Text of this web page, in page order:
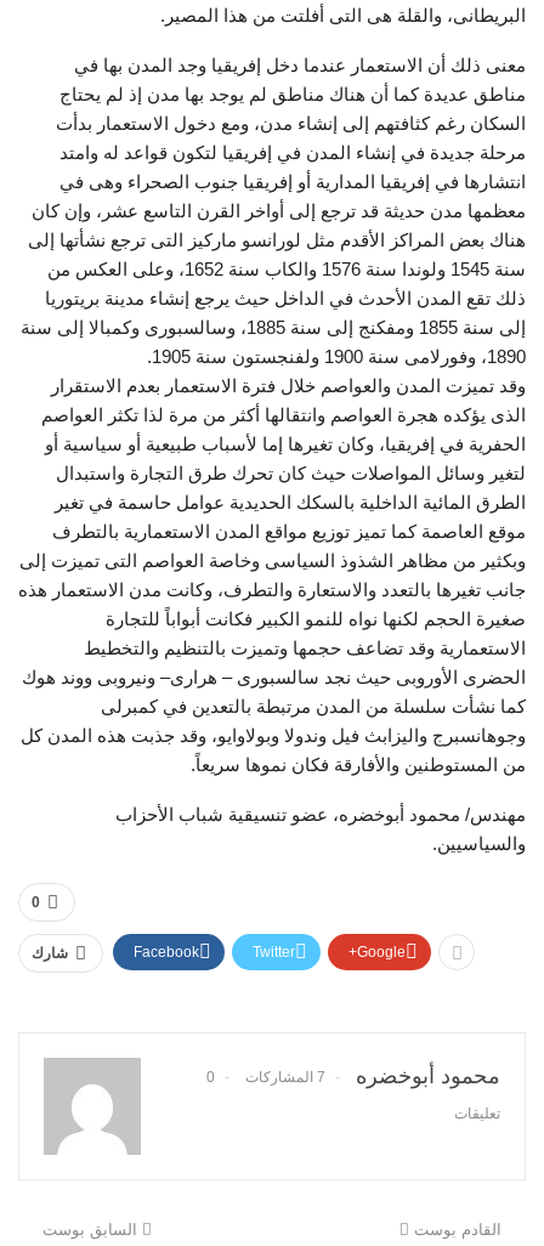
البريطانى، والقلة هى التى أفلتت من هذا المصير.
معنى ذلك أن الاستعمار عندما دخل إفريقيا وجد المدن بها في
مناطق عديدة كما أن هناك مناطق لم يوجد بها مدن إذ لم يحتاج
السكان رغم كثافتهم إلى إنشاء مدن، ومع دخول الاستعمار بدأت
مرحلة جديدة في إنشاء المدن في إفريقيا لتكون قواعد له وامتد
انتشارها في إفريقيا المدارية أو إفريقيا جنوب الصحراء وهى في
معظمها مدن حديثة قد ترجع إلى أواخر القرن التاسع عشر، وإن كان
هناك بعض المراكز الأقدم مثل لورانسو ماركيز التى ترجع نشأتها إلى
سنة 1545 ولوندا سنة 1576 والكاب سنة 1652، وعلى العكس من
ذلك تقع المدن الأحدث في الداخل حيث يرجع إنشاء مدينة بريتوريا
إلى سنة 1855 ومفكنج إلى سنة 1885، وسالسبورى وكمبالا إلى سنة
1890، وفورلامى سنة 1900 ولفنجستون سنة 1905.
وقد تميزت المدن والعواصم خلال فترة الاستعمار بعدم الاستقرار
الذى يؤكده هجرة العواصم وانتقالها أكثر من مرة لذا تكثر العواصم
الحفرية في إفريقيا، وكان تغيرها إما لأسباب طبيعية أو سياسية أو
لتغير وسائل المواصلات حيث كان تحرك طرق التجارة واستبدال
الطرق المائية الداخلية بالسكك الحديدية عوامل حاسمة في تغير
موقع العاصمة كما تميز توزيع مواقع المدن الاستعمارية بالتطرف
وبكثير من مظاهر الشذوذ السياسى وخاصة العواصم التى تميزت إلى
جانب تغيرها بالتعدد والاستعارة والتطرف، وكانت مدن الاستعمار هذه
صغيرة الحجم لكنها نواه للنمو الكبير فكانت أبواباً للتجارة
الاستعمارية وقد تضاعف حجمها وتميزت بالتنظيم والتخطيط
الحضرى الأوروبى حيث نجد سالسبورى – هرارى– ونيروبى ووند هوك
كما نشأت سلسلة من المدن مرتبطة بالتعدين في كمبرلى
وجوهانسبرج واليزابث فيل وندولا وبولاوايو، وقد جذبت هذه المدن كل
من المستوطنين والأفارقة فكان نموها سريعاً.
مهندس/ محمود أبوخضره، عضو تنسيقية شباب الأحزاب
والسياسيين.
0
شارك Facebook Twitter Google+
محمود أبوخضره 7 المشاركات 0
تعليقات
السابق بوست القادم بوست